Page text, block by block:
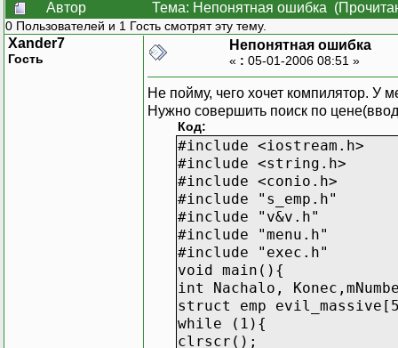
Автор
Тема: Непонятная ошибка
0 Пользователей и 1 Гость смотрят эту тему.
Xander7
Гость
Непонятная ошибка
« : 05-01-2006 08:51 »
Не пойму, чего хочет компилятор. У
Нужно совершить поиск по
Код:
#include <iostream.h>
#include <string.h>
#include <conio.h>
#include "s_emp.h"
#include "v&v.h"
#include "menu.h"
#include "exec.h"
void main(){
int Nachalo,
struct emp
while (1){
clrscr();